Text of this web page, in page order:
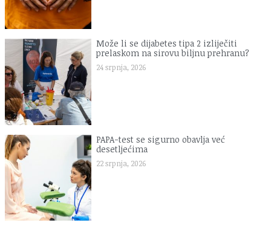
Može li se dijabetes tipa 2 izliječiti
prelaskom na sirovu biljnu prehranu?
24 srpnja, 2026
PAPA-test se sigurno obavlja već
desetljećima
22 srpnja, 2026